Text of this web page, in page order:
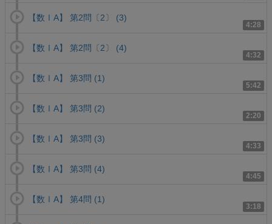
4:28
【数ⅠA】 第2問〔2〕 (3)
4:32
【数ⅠA】 第2問〔2〕 (4)
5:42
【数ⅠA】 第3問 (1)
2:20
【数ⅠA】 第3問 (2)
4:33
【数ⅠA】 第3問 (3)
4:45
【数ⅠA】 第3問 (4)
3:18
【数ⅠA】 第4問 (1)